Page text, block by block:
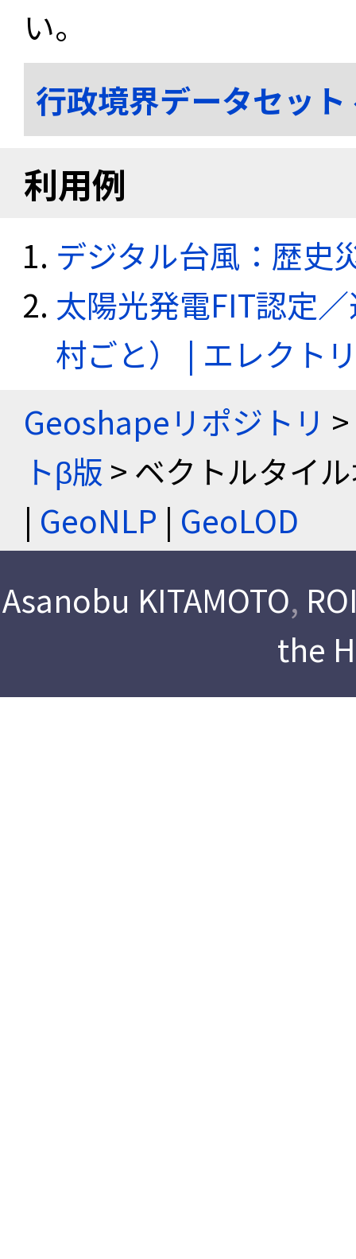
い。
行政境界データセッ
利用例
デジタル台風：歴史
太陽光発電FIT認定
村ごと） | エレクト
Geoshapeリポジトリ >
トβ版 > ベクトルタイ
| GeoNLP | GeoLOD
Asanobu KITAMOTO,
the